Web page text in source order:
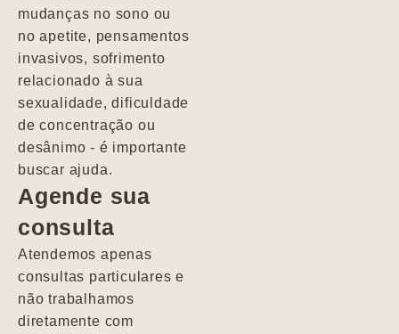
mudanças no sono ou
no apetite, pensamentos
invasivos, sofrimento
relacionado à sua
sexualidade, dificuldade
de concentração ou
desânimo - é importante
buscar ajuda.
Agende sua
consulta
Atendemos apenas
consultas particulares e
não trabalhamos
diretamente com